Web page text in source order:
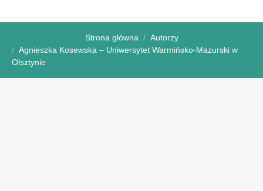
Strona główna
Autorzy
Agnieszka Kosewska – Uniwersytet Warmińsko-Mazurski w
Olsztynie